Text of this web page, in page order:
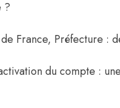
?
France, Préfecture :
du compte :